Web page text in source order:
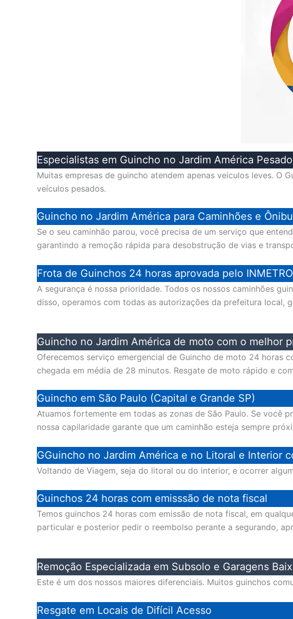
Especialistas em Guincho no Jardim América
Muitas empresas de guincho atendem apenas veículos leves. O
veículos pesados.
Guincho no Jardim América para Caminhões e
Se o seu caminhão parou, você precisa de um serviço que
garantindo a remoção rápida para desobstrução de vias e
Frota de Guinchos 24 horas aprovada pelo
A segurança é nossa prioridade. Todos os nossos caminhões
disso, operamos com todas as autorizações da prefeitura local,
Guincho no Jardim América de moto com o melhor
Oferecemos serviço emergencial de Guincho de moto 24 horas
chegada em média de 28 minutos. Resgate de moto rápido e
Guincho em São Paulo (Capital e Grande SP)
Atuamos fortemente em todas as zonas de São Paulo. Se você
nossa capilaridade garante que um caminhão esteja sempre
GGuincho no Jardim América e no Litoral e Interior
Voltando de Viagem, seja do litoral ou do interior, e ocorrer
Guinchos 24 horas com emisssão de nota fiscal
Temos guinchos 24 horas com emissão de nota fiscal, em
particular e posterior pedir o reembolso perante a segurando,
Remoção Especializada em Subsolo e Garagens
Este é um dos nossos maiores diferenciais. Muitos guinchos
Resgate em Locais de Difícil Acesso